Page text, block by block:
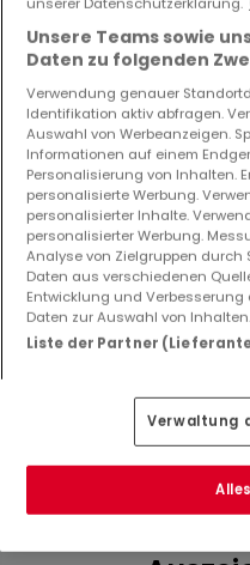
MDC Immo ist eine
spezialisiert auf den Kauf,
Wohn- und
luxemburgischen und
unserem mehrsprachigen
in jeder Phase Ihres
Expertise und gezielte
Newsletter,
Sichtbarkeit und
Schätzungen, individuelle
garantiert.
Mehr anzeigen
Dienstleistungen
Verkauf, Mieten,Verwaltung
Sprachen
Französisch,Englisch,
Andere Links
Facebook
Unsere Teams sowie
Daten zu folgenden
Verwendung genauer
Identifikation aktiv abfragen.
Auswahl von Werbeanzeigen.
Informationen auf einem
Personalisierung von Inhalten.
personalisierte Werbung.
personalisierter Inhalte.
personalisierter Werbung.
Analyse von Zielgruppen durch
Daten aus verschiedenen
Entwicklung und Verbesserung
Daten zur Auswahl von Inhalten.
Liste der Partner
Verwaltung